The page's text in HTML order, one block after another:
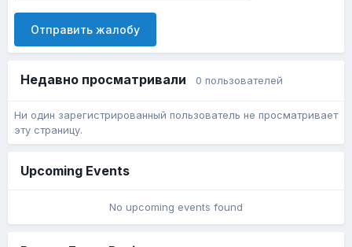
Отправить жалобу
Недавно просматривали 0 пользователей
Ни один зарегистрированный пользователь не просматривает
эту страницу.
Upcoming Events
No upcoming events found